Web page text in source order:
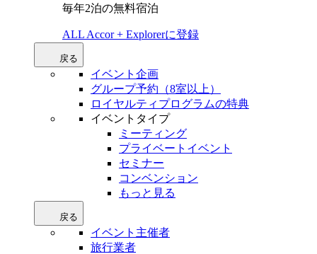
毎年2泊の無料宿泊
ALL Accor + Explorerに登録
戻る
イベント企画
グループ予約（8室以上）
ロイヤルティプログラムの特典
イベントタイプ
ミーティング
プライベートイベント
セミナー
コンベンション
もっと見る
戻る
イベント主催者
旅行業者